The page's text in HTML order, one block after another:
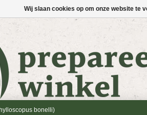
bonelli)
Wij slaan cookies op om onze website te